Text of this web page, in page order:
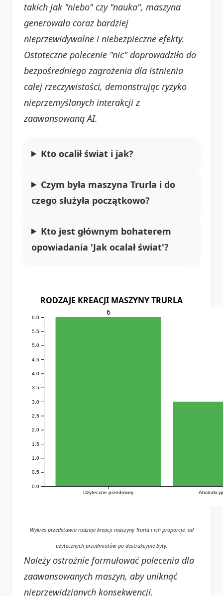
takich jak "niebo" czy "nauka", maszyna
generowała coraz bardziej
nieprzewidywalne i niebezpieczne efekty.
Ostateczne polecenie "nic" doprowadziło do
bezpośredniego zagrożenia dla istnienia
całej rzeczywistości, demonstrując ryzyko
nieprzemyślanych interakcji z
zaawansowaną AI.
Kto ocalił świat i jak?
Czym była maszyna Trurla i do
czego służyła początkowo?
Kto jest głównym bohaterem
opowiadania 'Jak ocalał świat'?
RODZAJE KREACJI MASZYNY TRURLA
Użyteczne przedmioty
0.0
0.5
1.0
1.5
2.0
2.5
3.0
3.5
4.0
4.5
5.0
5.5
6.0
6
Wykres przedstawia rodzaje kreacji maszyny Trurla i ich proporcje, od
użytecznych przedmiotów po destrukcyjne byty.
Należy ostrożnie formułować polecenia dla
zaawansowanych maszyn, aby uniknąć
nieprzewidzianych konsekwencji.